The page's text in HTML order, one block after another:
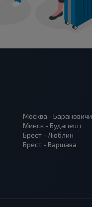
Москва - Барановичи
Минск - Будапешт
Брест - Люблин
Брест - Варшава